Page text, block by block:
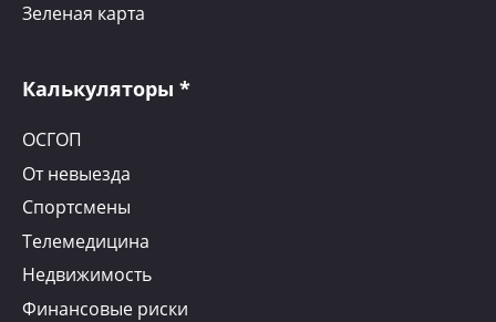
Зеленая карта
Калькуляторы *
ОСГОП
От невыезда
Спортсмены
Телемедицина
Недвижимость
Финансовые риски